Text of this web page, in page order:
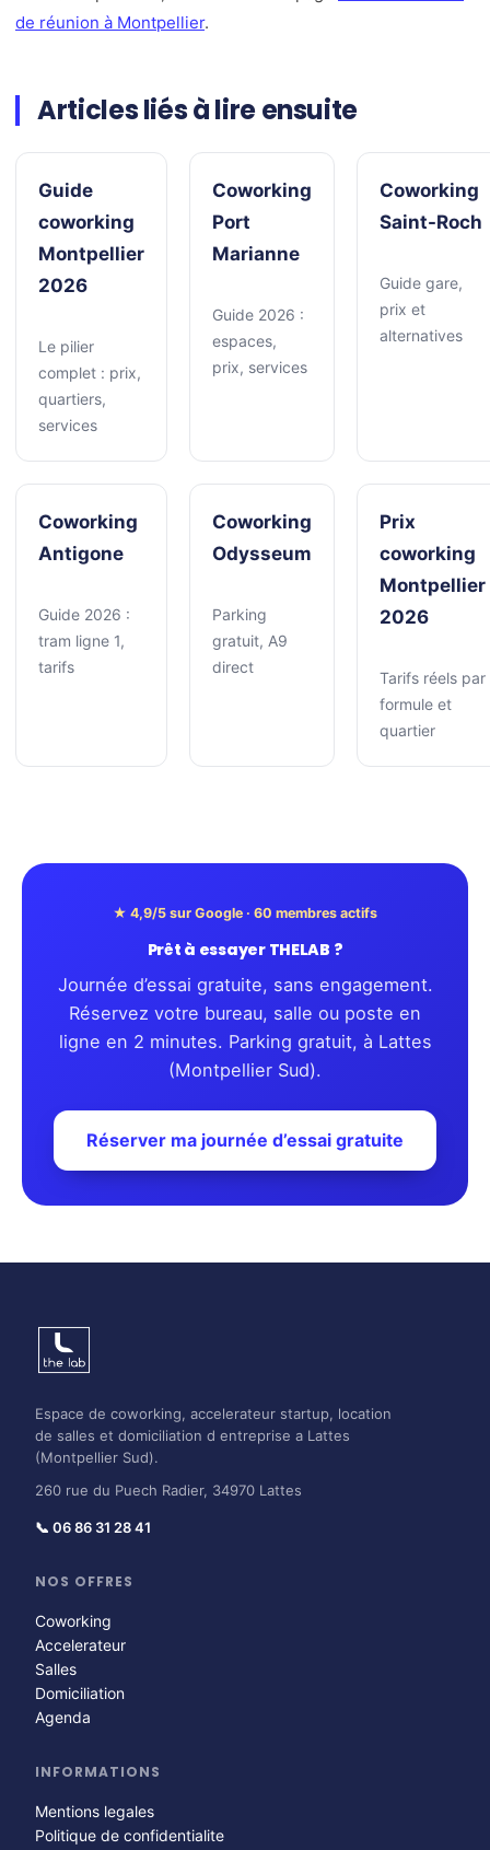
de réunion à Montpellier.
Articles liés à lire ensuite
Guide
coworking
Montpellier
2026
Le pilier
complet : prix,
quartiers,
services
Coworking
Port
Marianne
Guide 2026 :
espaces,
prix, services
Coworking
Saint-Roch
Guide gare,
prix et
alternatives
Coworking
Antigone
Guide 2026 :
tram ligne 1,
tarifs
Coworking
Odysseum
Parking
gratuit, A9
direct
Prix
coworking
Montpellier
2026
Tarifs réels par
formule et
quartier
★ 4,9/5 sur Google · 60 membres actifs
Prêt à essayer THELAB ?
Journée d’essai gratuite, sans engagement.
Réservez votre bureau, salle ou poste en
ligne en 2 minutes. Parking gratuit, à Lattes
(Montpellier Sud).
Réserver ma journée d’essai gratuite
Espace de coworking, accelerateur startup, location
de salles et domiciliation d entreprise a Lattes
(Montpellier Sud).
260 rue du Puech Radier, 34970 Lattes
📞 06 86 31 28 41
NOS OFFRES
Coworking
Accelerateur
Salles
Domiciliation
Agenda
INFORMATIONS
Mentions legales
Politique de confidentialite